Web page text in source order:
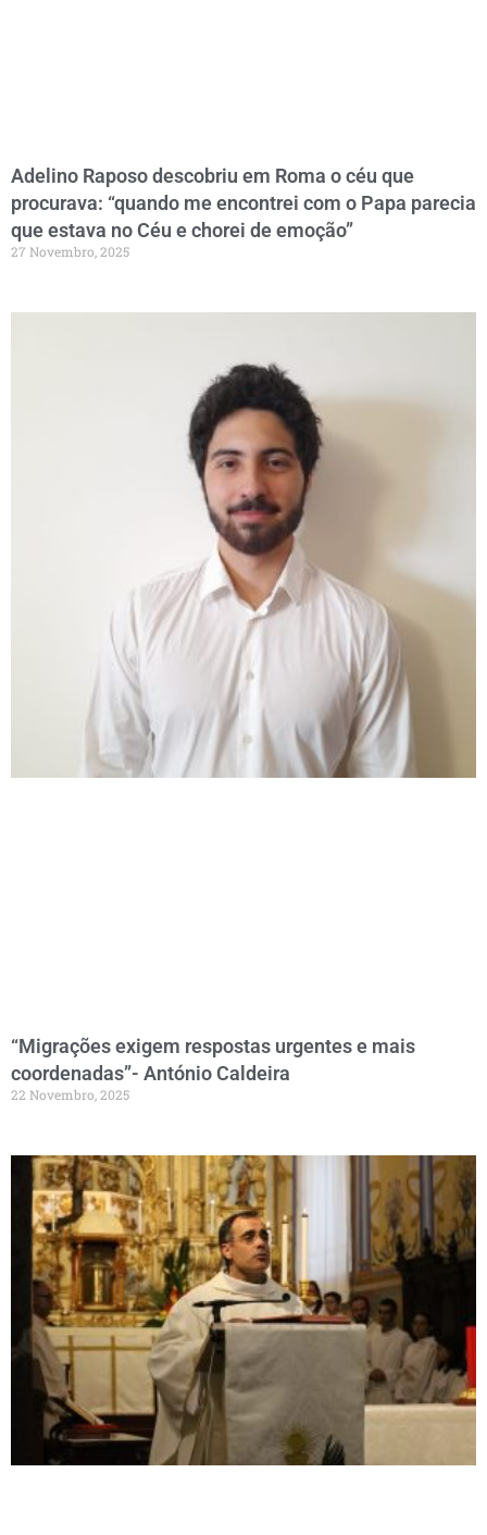
Adelino Raposo descobriu em Roma o céu que
procurava: “quando me encontrei com o Papa parecia
que estava no Céu e chorei de emoção”
27 Novembro, 2025
“Migrações exigem respostas urgentes e mais
coordenadas”- António Caldeira
22 Novembro, 2025